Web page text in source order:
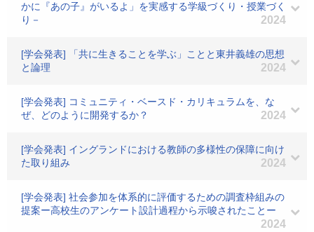
かに『あの子』がいるよ」を実感する学級づくり・授業づく
り－
2024
[学会発表] 「共に生きることを学ぶ」ことと東井義雄の思想
と論理
2024
[学会発表] コミュニティ・ベースド・カリキュラムを、な
ぜ、どのように開発するか？
2024
[学会発表] イングランドにおける教師の多様性の保障に向け
た取り組み
2024
[学会発表] 社会参加を体系的に評価するための調査枠組みの
提案ー高校生のアンケート設計過程から示唆されたことー
2024